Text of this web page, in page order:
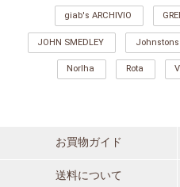
giab's ARCHIVIO
JOHN SMEDLEY Johnstons
Norlha Rota
お買物ガイド
送料について